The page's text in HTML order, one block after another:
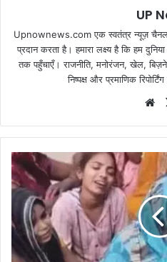
UP
Upnownews.com एक स्वतंत्र न्यूज़
प्रदान करता है। हमारा लक्ष्य है कि हम
तक पहुँचाएँ। राजनीति, मनोरंजन, खेल,
निष्पक्ष और प्रमाणिक